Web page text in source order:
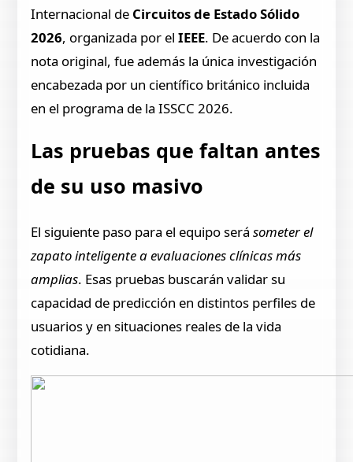
Internacional de Circuitos de Estado Sólido
2026, organizada por el IEEE. De acuerdo con la
nota original, fue además la única investigación
encabezada por un científico británico incluida
en el programa de la ISSCC 2026.
Las pruebas que faltan antes
de su uso masivo
El siguiente paso para el equipo serásometer el
zapato inteligente a evaluaciones clínicas más
amplias. Esas pruebas buscarán validar su
capacidad de predicción en distintos perfiles de
usuarios y en situaciones reales de la vida
cotidiana.